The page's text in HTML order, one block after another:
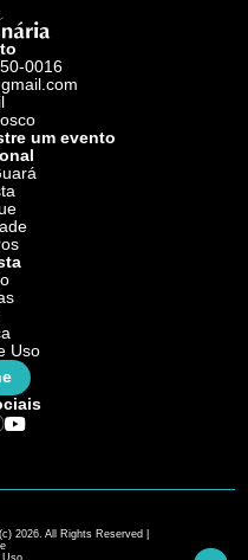
0016
um evento
Uso
2026. All Rights Reserved |